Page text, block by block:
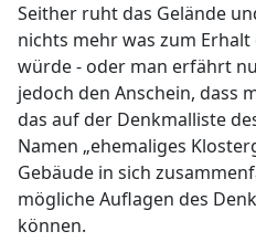
Seither ruht das Gelände
nichts mehr was zum
würde - oder man erfährt
jedoch den Anschein, dass
das auf der Denkmalliste
Namen „ehemaliges
Gebäude in sich
mögliche Auflagen des
können.